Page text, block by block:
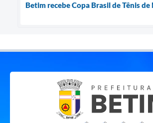
Betim recebe Copa Brasil de Tênis de